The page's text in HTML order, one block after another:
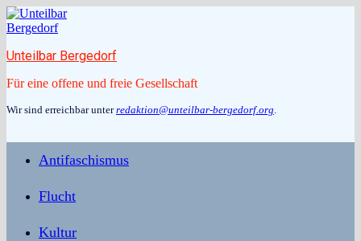
Zum
Inhalt
Unteilbar Bergedorf
Für eine offene und freie Gesellschaft
Wir sind erreichbar unterredaktion@unteilbar-bergedorf.org.
Antifaschismus
Flucht
Kultur